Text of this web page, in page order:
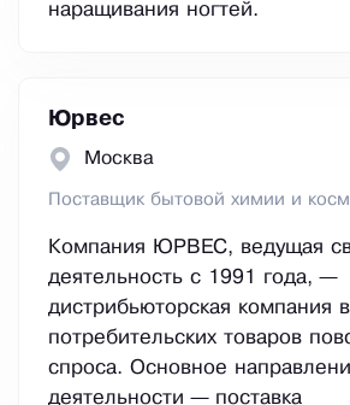
наращивания ногтей.
Юрвес
Москва
Поставщик бытовой химии и
Компания ЮРВЕС, ведущая
деятельность с 1991 года, —
дистрибьюторская компания
потребительских товаров
спроса. Основное
деятельности — поставка